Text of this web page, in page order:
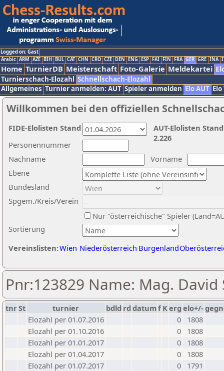
Logged on: Gast
Arabic ARM AZE BIH BUL CAT CHN CRO CZE DEN ENG ESP FAI FIN FRA GER GRE INA
Home TurnierDB Meisterschaft Foto-Galerie Meldekartei
Turnierschach-Elozahl Schnellschach-Elozahl
Allgemeines Turnier anmelden: AUT Spieler anmelden Elo AUT
Willkommen bei den offiziellen
Nachname
Vorname
Ebene
Sortierung
Personennummer
Bundesland
Spgem./Kreis/Verein
Nur "österreichische" Spieler
Vereinslisten:Wien Niederösterreich Burgenland
AUT-Elolisten
2.226
FIDE-Elolisten Stand
Pnr:123829 Name: Mag. David
tnrSt turnier bdld rd datumf Kerg elo+/-
Elozahl per 01.07.2016
0
1808
Elozahl per 01.10.2016
0
1808
Elozahl per 01.01.2017
0
1808
Elozahl per 01.04.2017
0
1808
Elozahl per 01.07.2017
0
1791